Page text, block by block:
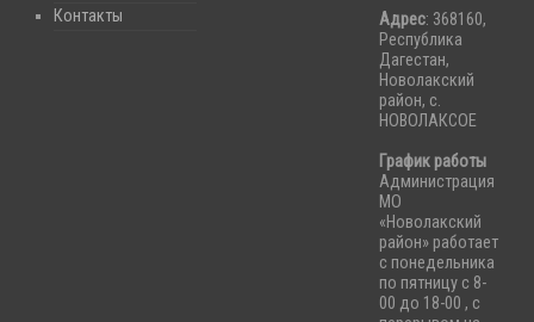
Контакты
Адрес: 368160,
Республика
Дагестан,
Новолакский
район, с.
НОВОЛАКСОЕ
График работы
Администрация
МО
«Новолакский
район» работает
с понедельника
по пятницу с 8-
00 до 18-00 , с